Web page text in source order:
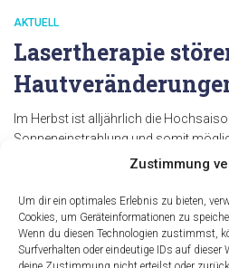
Zustimmung
Um dir ein optimales Erlebnis zu bieten,
Cookies, um Geräteinformationen zu
Wenn du diesen Technologien zustimmst,
Surfverhalten oder eindeutige IDs auf dieser
AKTUELL
Lasertherapie
Im Herbst ist alljährlich die
Sonneneinstrahlung und somit
UV-Strahlen auf ein Minimum
Lasertherapie und ästhetische
Möglichkeiten auf: Was kann man
Pigmentflecken insbesondere im